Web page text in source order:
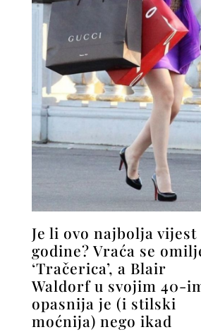
Je li ovo najbolja vijest
godine? Vraća se
‘Tračerica’, a Blair
Waldorf u svojim 40-
opasnija je (i stilski
moćnija) nego ikad